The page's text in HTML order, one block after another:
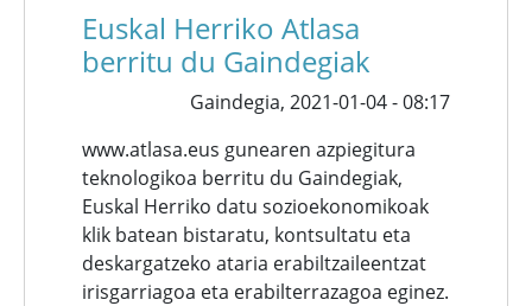
Euskal Herriko Atlasa
berritu du Gaindegiak
Gaindegia, 2021-01-04 - 08:17
www.atlasa.eus gunearen azpiegitura
teknologikoa berritu du Gaindegiak,
Euskal Herriko datu sozioekonomikoak
klik batean bistaratu, kontsultatu eta
deskargatzeko ataria erabiltzaileentzat
irisgarriagoa eta erabilterrazagoa eginez.